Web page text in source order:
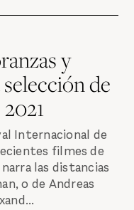
y
de
Internacional de
filmes de
las distancias
o de Andreas